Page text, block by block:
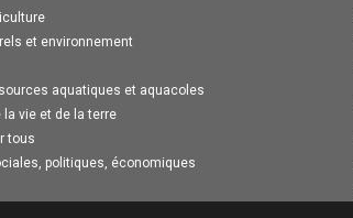
et environnement
aquatiques et aquacoles
vie et de la terre
tous
politiques, économiques